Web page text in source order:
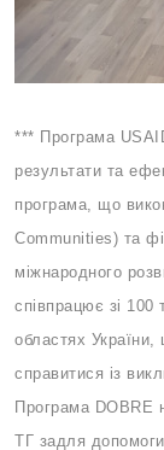
*** Програма
результати та
програма, що
Communities) та
міжнародного
співпрацює зі
областях України,
справитися із
Програма DOBRE
ТГ задля